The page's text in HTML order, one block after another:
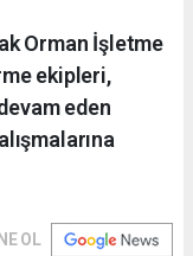
Orman İşletme
ekipleri,
eden
OL